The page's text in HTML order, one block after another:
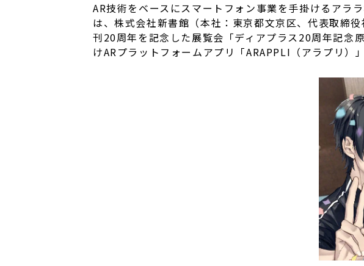
AR技術をベースにスマートフォン事業を手掛けるアラ
は、株式会社新書館（本社：東京都文京区、代表取締
刊20周年を記念した展覧会「ディアプラス20周年記念
けARプラットフォームアプリ「ARAPPLI（アラプリ）